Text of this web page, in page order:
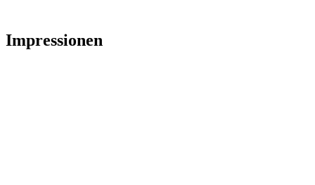
Impressionen